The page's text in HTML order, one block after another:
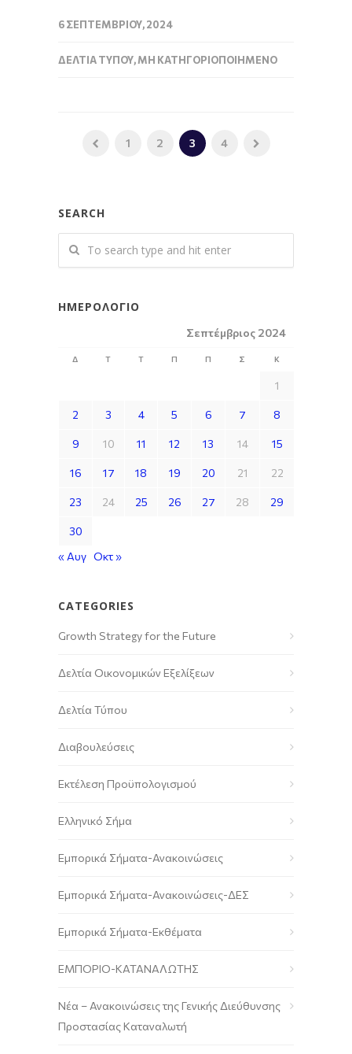
6 ΣΕΠΤΕΜΒΡΊΟΥ, 2024
ΔΕΛΤΊΑ ΤΎΠΟΥ,ΜΗ ΚΑΤΗΓΟΡΙΟΠΟΙΗΜΈΝΟ
1 2 3 4
SEARCH
ΗΜΕΡΟΛΌΓΙΟ
Σεπτέμβριος 2024
Δ Τ Τ Π Π Σ Κ
1
2 3 4 5 6 7 8
9 10 11 12 13 14 15
16 17 18 19 20 21 22
23 24 25 26 27 28 29
30
« Αυγ Οκτ »
CATEGORIES
Growth Strategy for the Future
Δελτία Οικονομικών Εξελίξεων
Δελτία Τύπου
Διαβουλεύσεις
Εκτέλεση Προϋπολογισμού
Ελληνικό Σήμα
Εμπορικά Σήματα-Ανακοινώσεις
Εμπορικά Σήματα-Ανακοινώσεις-ΔΕΣ
Εμπορικά Σήματα-Εκθέματα
ΕΜΠΟΡΙΟ-ΚΑΤΑΝΑΛΩΤΗΣ
Νέα – Ανακοινώσεις της Γενικής Διεύθυνσης
Προστασίας Καταναλωτή